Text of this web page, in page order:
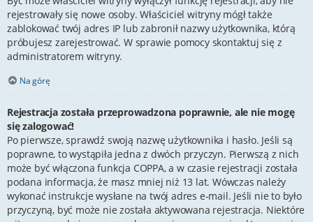
rejestrowały się nowe osoby. Właściciel witryny mógł także
zablokować twój adres IP lub zabronił nazwy użytkownika, którą
próbujesz zarejestrować. W sprawie pomocy skontaktuj się z
administratorem witryny.
Na górę
Rejestracja została przeprowadzona poprawnie, ale nie mogę
się zalogować!
Po pierwsze, sprawdź swoją nazwę użytkownika i hasło. Jeśli są
poprawne, to wystąpiła jedna z dwóch przyczyn. Pierwszą z nich
może być włączona funkcja COPPA, a w czasie rejestracji została
podana informacja, że masz mniej niż 13 lat. Wówczas należy
wykonać instrukcje wysłane na twój adres e-mail. Jeśli nie to było
przyczyną, być może nie została aktywowana rejestracja. Niektóre